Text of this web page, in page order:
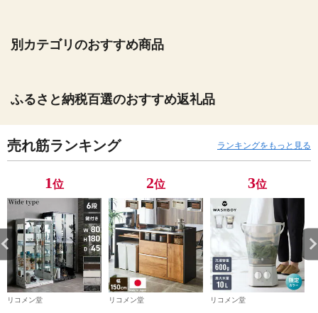
別カテゴリのおすすめ商品
ふるさと納税百選のおすすめ返礼品
売れ筋ランキング ランキングをもっと見る
1位
リコメン堂
2位
リコメン堂
3位
リコメン堂